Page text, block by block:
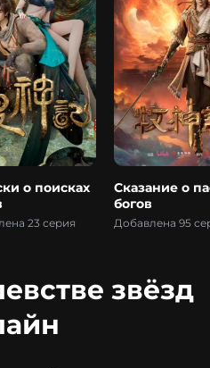
о поисках
23 серия
Сказание о
богов
Добавлена 95
звёзд